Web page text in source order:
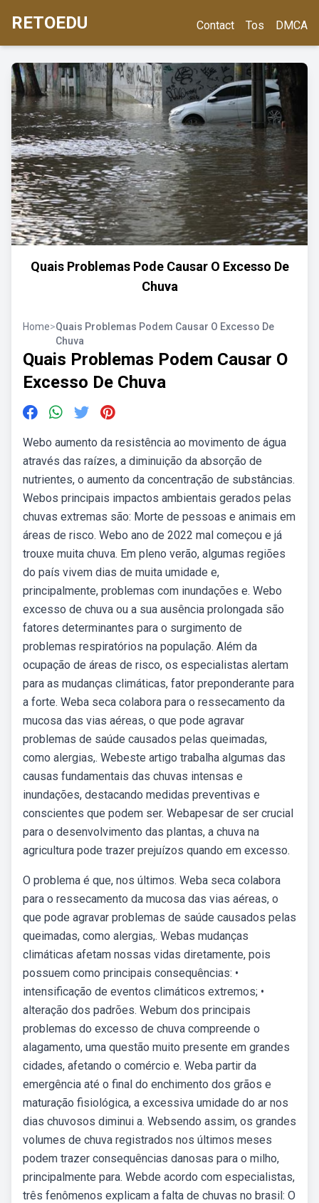
RETOEDU Contact Tos DMCA
Quais Problemas Pode Causar O Excesso De
Chuva
Home>Quais Problemas Podem Causar O Excesso De
Chuva
Quais Problemas Podem Causar O
Excesso De Chuva
Webo aumento da resistência ao movimento de água
através das raízes, a diminuição da absorção de
nutrientes, o aumento da concentração de substâncias.
Webos principais impactos ambientais gerados pelas
chuvas extremas são: Morte de pessoas e animais em
áreas de risco. Webo ano de 2022 mal começou e já
trouxe muita chuva. Em pleno verão, algumas regiões
do país vivem dias de muita umidade e,
principalmente, problemas com inundações e. Webo
excesso de chuva ou a sua ausência prolongada são
fatores determinantes para o surgimento de
problemas respiratórios na população. Além da
ocupação de áreas de risco, os especialistas alertam
para as mudanças climáticas, fator preponderante para
a forte. Weba seca colabora para o ressecamento da
mucosa das vias aéreas, o que pode agravar
problemas de saúde causados pelas queimadas,
como alergias,. Webeste artigo trabalha algumas das
causas fundamentais das chuvas intensas e
inundações, destacando medidas preventivas e
conscientes que podem ser. Webapesar de ser crucial
para o desenvolvimento das plantas, a chuva na
agricultura pode trazer prejuízos quando em excesso.
O problema é que, nos últimos. Weba seca colabora
para o ressecamento da mucosa das vias aéreas, o
que pode agravar problemas de saúde causados pelas
queimadas, como alergias,. Webas mudanças
climáticas afetam nossas vidas diretamente, pois
possuem como principais consequências: •
intensificação de eventos climáticos extremos; •
alteração dos padrões. Webum dos principais
problemas do excesso de chuva compreende o
alagamento, uma questão muito presente em grandes
cidades, afetando o comércio e. Weba partir da
emergência até o final do enchimento dos grãos e
maturação fisiológica, a excessiva umidade do ar nos
dias chuvosos diminui a. Websendo assim, os grandes
volumes de chuva registrados nos últimos meses
podem trazer consequências danosas para o milho,
principalmente para. Webde acordo com especialistas,
três fenômenos explicam a falta de chuvas no brasil: O